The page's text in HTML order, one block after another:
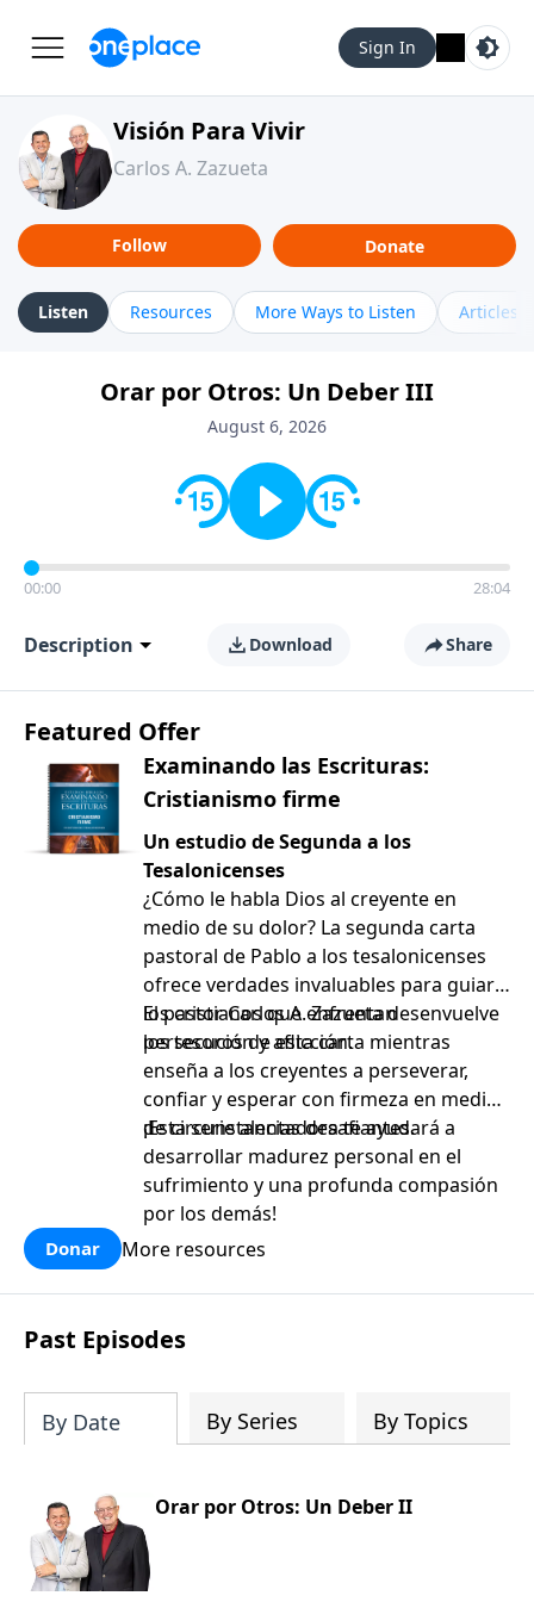
Sign In
Visión Para Vivir
Carlos A. Zazueta
Follow Donate
Listen Resources More Ways to Listen Articles
Orar por Otros: Un Deber III
August 6, 2026
00:00 28:04
Description Download Share
Featured Offer
Examinando las Escrituras:
Cristianismo firme
Un estudio de Segunda a los
Tesalonicenses
¿Cómo le habla Dios al creyente en
medio de su dolor? La segunda carta
pastoral de Pablo a los tesalonicenses
ofrece verdades invaluables para guiar a
los cristianos que enfrentan
persecución y aflicción.
El pastor Carlos A. Zazueta desenvuelve
los tesoros de esta carta mientras
enseña a los creyentes a perseverar,
confiar y esperar con firmeza en medio
de circunstancias desafiantes.
¡Esta serie alentadora te ayudará a
desarrollar madurez personal en el
sufrimiento y una profunda compasión
por los demás!
Donar More resources
Past Episodes
By Date By Series By Topics
Orar por Otros: Un Deber II